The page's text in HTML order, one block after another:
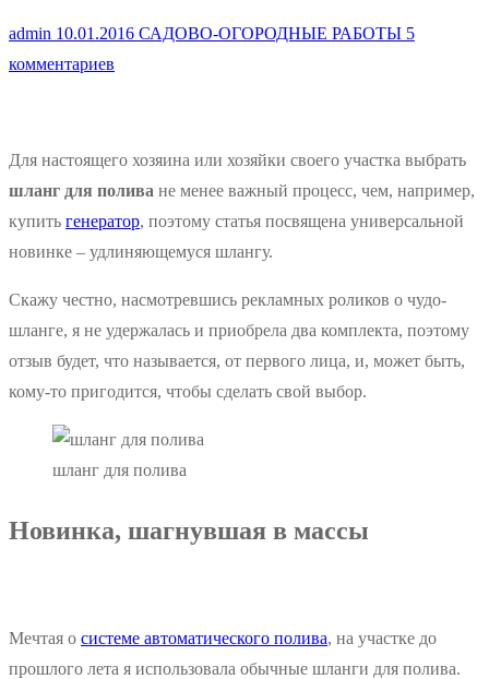
admin 10.01.2016 САДОВО-ОГОРОДНЫЕ РАБОТЫ 5
комментариев
Для настоящего хозяина или хозяйки своего участка выбрать
шланг для полива не менее важный процесс, чем, например,
купить генератор, поэтому статья посвящена универсальной
новинке – удлиняющемуся шлангу.
Скажу честно, насмотревшись рекламных роликов о чудо-
шланге, я не удержалась и приобрела два комплекта, поэтому
отзыв будет, что называется, от первого лица, и, может быть,
кому-то пригодится, чтобы сделать свой выбор.
шланг для полива
Новинка, шагнувшая в массы
Мечтая о системе автоматического полива, на участке до
прошлого лета я использовала обычные шланги для полива.